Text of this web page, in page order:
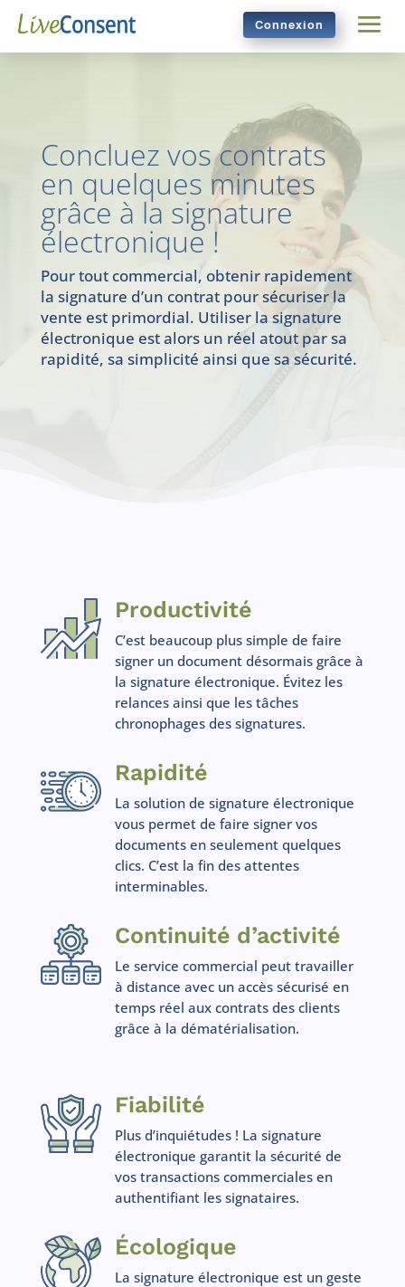
Connexion
Concluez vos contrats
en quelques minutes
grâce à la signature
électronique !
Pour tout commercial, obtenir rapidement
la signature d’un contrat pour sécuriser la
vente est primordial. Utiliser la signature
électronique est alors un réel atout par sa
rapidité, sa simplicité ainsi que sa sécurité.
Productivité
C’est beaucoup plus simple de faire
signer un document désormais grâce à
la signature électronique. Évitez les
relances ainsi que les tâches
chronophages des signatures.
Rapidité
La solution de signature électronique
vous permet de faire signer vos
documents en seulement quelques
clics. C’est la fin des attentes
interminables.
Continuité d’activité
Le service commercial peut travailler
à distance avec un accès sécurisé en
temps réel aux contrats des clients
grâce à la dématérialisation.
Fiabilité
Plus d’inquiétudes ! La signature
électronique garantit la sécurité de
vos transactions commerciales en
authentifiant les signataires.
Écologique
La signature électronique est un geste